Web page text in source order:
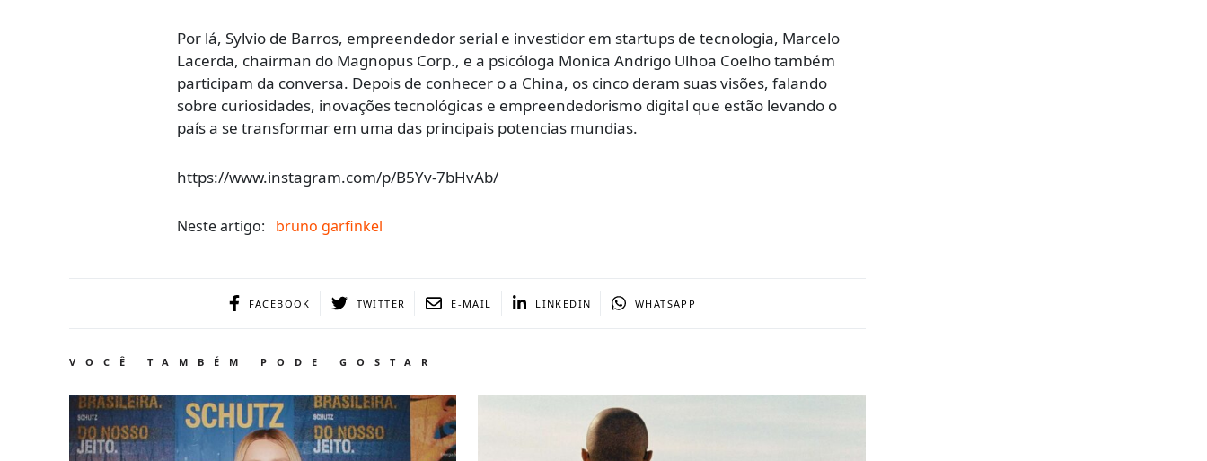
Por lá, Sylvio de Barros, empreendedor serial e investidor em startups de tecnologia, Marcelo
Lacerda, chairman do Magnopus Corp., e a psicóloga Monica Andrigo Ulhoa Coelho também
participam da conversa. Depois de conhecer o a China, os cinco deram suas visões, falando
sobre curiosidades, inovações tecnológicas e empreendedorismo digital que estão levando o
país a se transformar em uma das principais potencias mundias.
https://www.instagram.com/p/B5Yv-7bHvAb/
Neste artigo: bruno garfinkel
FACEBOOK TWITTER E-MAIL LINKEDIN WHATSAPP
VOCÊ TAMBÉM PODE GOSTAR